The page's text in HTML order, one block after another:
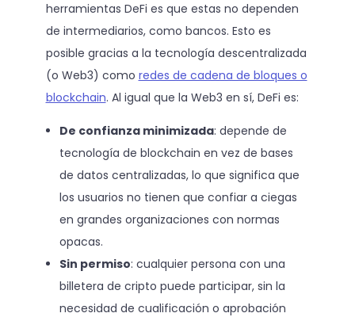
herramientas DeFi es que estas no dependen
de intermediarios, como bancos. Esto es
posible gracias a la tecnología descentralizada
(o Web3) como redes de cadena de bloques o
blockchain. Al igual que la Web3 en sí, DeFi es:
De confianza minimizada: depende de
tecnología de blockchain en vez de bases
de datos centralizadas, lo que significa que
los usuarios no tienen que confiar a ciegas
en grandes organizaciones con normas
opacas.
Sin permiso: cualquier persona con una
billetera de cripto puede participar, sin la
necesidad de cualificación o aprobación